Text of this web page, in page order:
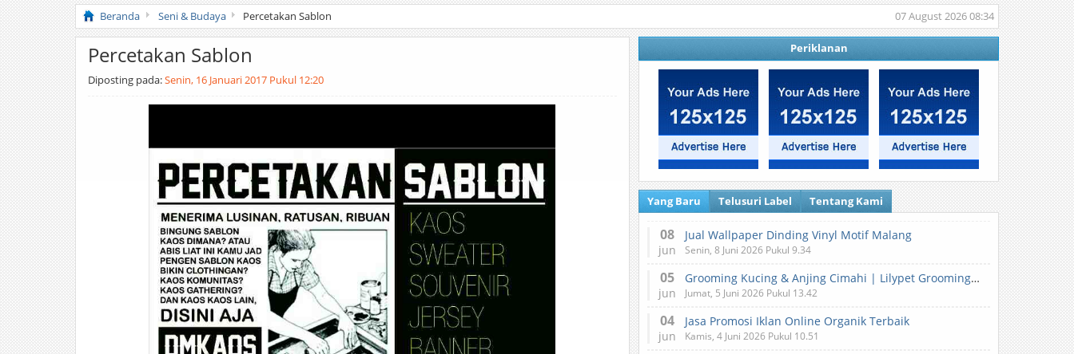
Pita Cantik Pesona Diterbitkan pada, Kamis, 16 Februari, 2017, 21:34 07 August 2026 08:34
Beranda Seni & Budaya Percetakan Sablon
Percetakan Sablon
Diposting pada:Senin, 16 Januari 2017 Pukul 12:20
Periklanan
Yang Baru Telusuri Label Tentang Kami
08
jun
Jual Wallpaper Dinding Vinyl Motif Malang
Senin, 8 Juni 2026 Pukul 9.34
05
jun
Grooming Kucing & Anjing Cimahi | Lilypet Grooming & Pet Hotel
Jumat, 5 Juni 2026 Pukul 13.42
04
jun
Jasa Promosi Iklan Online Organik Terbaik
Kamis, 4 Juni 2026 Pukul 10.51